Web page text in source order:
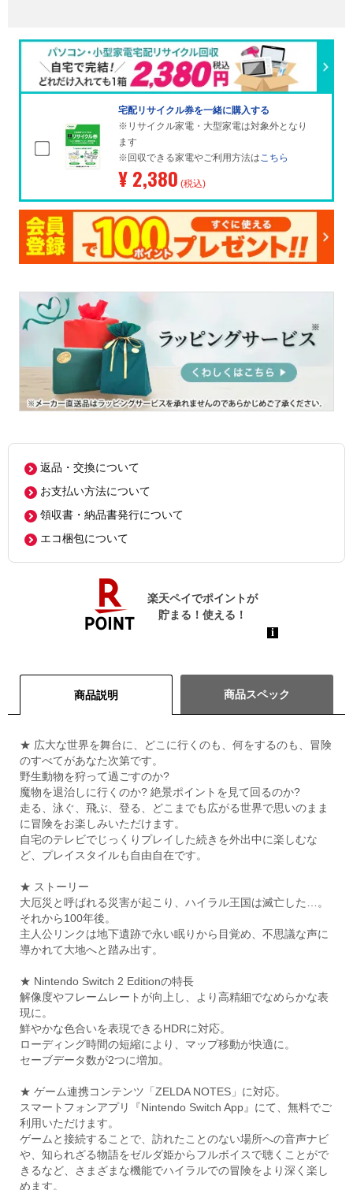
宅配リサイクル券を一緒に購入する
※リサイクル家電・大型家電は対象外となり
ます
※回収できる家電やご利用方法はこちら
¥ 2,380 (税込)
返品・交換について
お支払い方法について
領収書・納品書発行について
エコ梱包について
商品説明 商品スペック
★ 広大な世界を舞台に、どこに行くのも、何をするのも、冒険
のすべてがあなた次第です。
野生動物を狩って過ごすのか?
魔物を退治しに行くのか? 絶景ポイントを見て回るのか?
走る、泳ぐ、飛ぶ、登る、どこまでも広がる世界で思いのまま
に冒険をお楽しみいただけます。
自宅のテレビでじっくりプレイした続きを外出中に楽しむな
ど、プレイスタイルも自由自在です。
★ ストーリー
大厄災と呼ばれる災害が起こり、ハイラル王国は滅亡した…。
それから100年後。
主人公リンクは地下遺跡で永い眠りから目覚め、不思議な声に
導かれて大地へと踏み出す。
★ Nintendo Switch 2 Editionの特長
解像度やフレームレートが向上し、より高精細でなめらかな表
現に。
鮮やかな色合いを表現できるHDRに対応。
ローディング時間の短縮により、マップ移動が快適に。
セーブデータ数が2つに増加。
★ ゲーム連携コンテンツ「ZELDA NOTES」に対応。
スマートフォンアプリ『Nintendo Switch App』にて、無料でご
利用いただけます。
ゲームと接続することで、訪れたことのない場所への音声ナビ
や、知られざる物語をゼルダ姫からフルボイスで聴くことがで
きるなど、さまざまな機能でハイラルでの冒険をより深く楽し
めます。